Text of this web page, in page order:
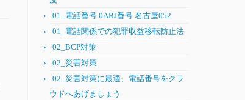
01_電話番号 0ABJ番号 名古屋052
01_電話関係での犯罪収益移転防止法
02_BCP対策
02_災害対策
02_災害対策に最適、電話番号をクラ
ウドへあげましょう